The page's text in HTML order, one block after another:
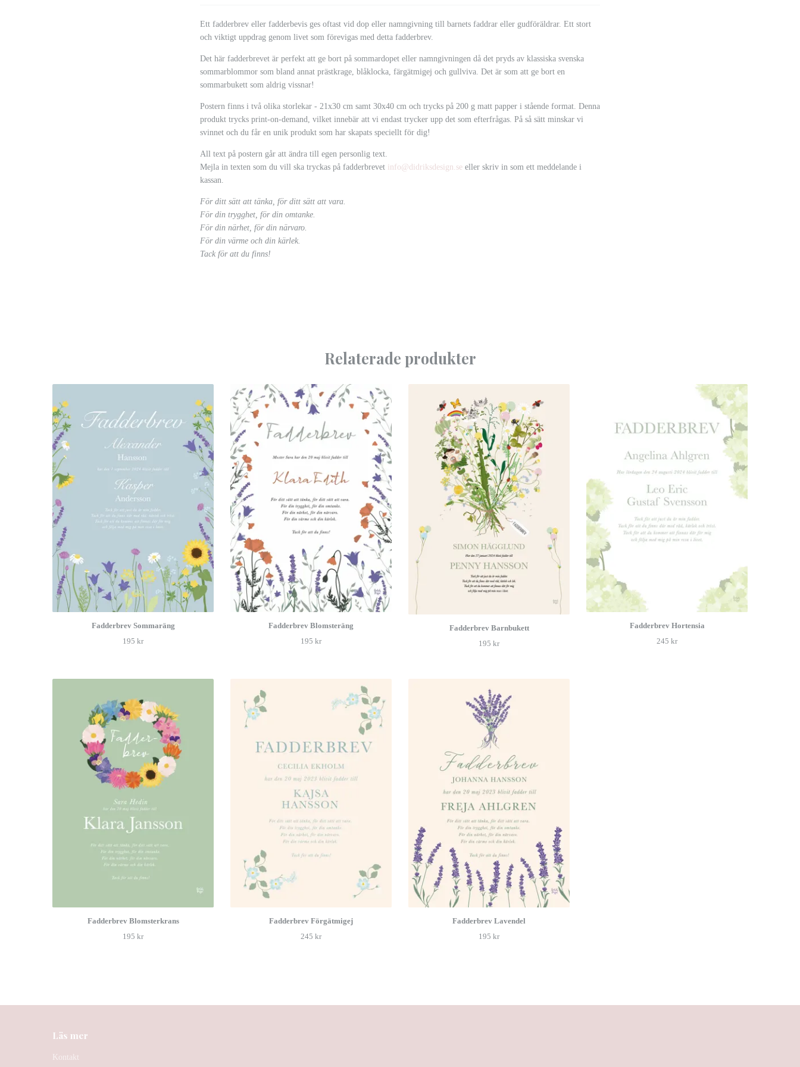
Ett fadderbrev eller fadderbevis ges oftast vid dop eller namngivning till barnets faddrar eller gudföräldrar. Ett stort
och viktigt uppdrag genom livet som förevigas med detta fadderbrev.
Det här fadderbrevet är perfekt att ge bort på sommardopet eller namngivningen då det pryds av klassiska svenska
sommarblommor som bland annat prästkrage, blåklocka, färgätmigej och gullviva. Det är som att ge bort en
sommarbukett som aldrig vissnar!
Postern finns i två olika storlekar - 21x30 cm samt 30x40 cm och trycks på 200 g matt papper i stående format. Denna
produkt trycks print-on-demand, vilket innebär att vi endast trycker upp det som efterfrågas. På så sätt minskar vi
svinnet och du får en unik produkt som har skapats speciellt för dig!
All text på postern går att ändra till egen personlig text.
Mejla in texten som du vill ska tryckas på fadderbrevet info@didriksdesign.se eller skriv in som ett meddelande i
kassan.
För ditt sätt att tänka, för ditt sätt att vara.
För din trygghet, för din omtanke.
För din närhet, för din närvaro.
För din värme och din kärlek.
Tack för att du finns!
Relaterade produkter
Fadderbrev Sommaräng
195 kr
Fadderbrev Blomsteräng
195 kr
Fadderbrev Barnbukett
195 kr
Fadderbrev Hortensia
245 kr
Fadderbrev Blomsterkrans
195 kr
Fadderbrev Förgätmigej
245 kr
Fadderbrev Lavendel
195 kr
Läs mer
Kontakt